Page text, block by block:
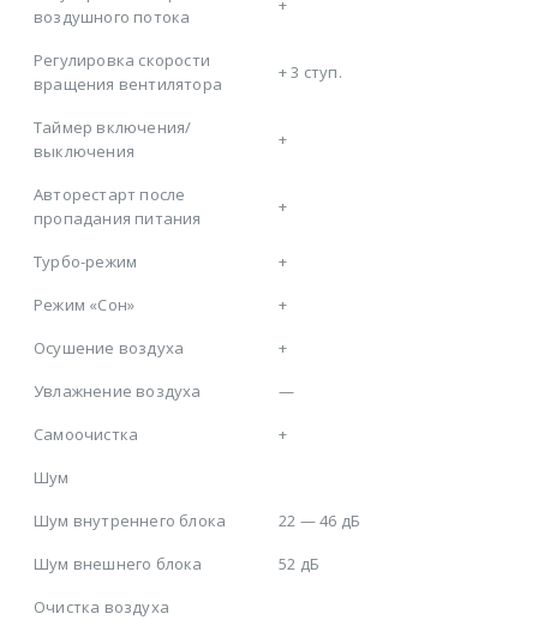
воздушного потока
+
Регулировка скорости
вращения вентилятора
+3 ступ.
Таймер включения/
выключения
+
Авторестарт после
пропадания питания
+
Турбо-режим
+
Режим «Сон»
+
Осушение воздуха
+
Увлажнение воздуха
—
Самоочистка
+
Шум
Шум внутреннего блока
22 — 46 дБ
Шум внешнего блока
52 дБ
Очистка воздуха